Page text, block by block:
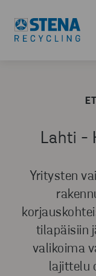
Lahti -
Yritysten
tilapäisiin
valikoima
lajittelu